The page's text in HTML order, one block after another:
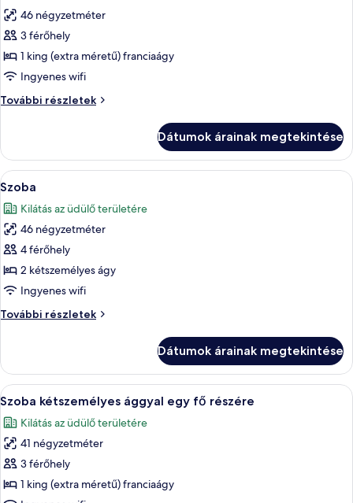
összes
képének
megtekintése:
Szoba
46 négyzetméter
3 férőhely
1 king (extra méretű) franciaágy
Ingyenes wifi
További részletek
Szoba
Dátumok árainak megtekintése
A
következő
szoba
összes
képének
megtekintése:
Szoba
Egy szállodai szoba két ággyal, egy
5
Szoba
Kilátás az üdülő területére
46 négyzetméter
4 férőhely
2 kétszemélyes ágy
Ingyenes wifi
További részletek
Szoba
Dátumok árainak megtekintése
A
következő
szoba
összes
képének
megtekintése:
Egy modern szállodaszoba,
6
Szoba kétszemélyes ággyal egy fő részére
Kilátás az üdülő területére
41 négyzetméter
3 férőhely
1 king (extra méretű) franciaágy